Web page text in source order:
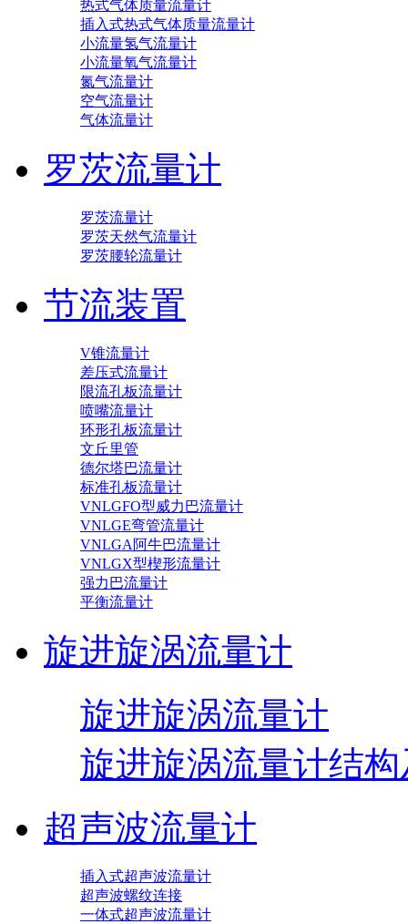
热式气体质量流量计
插入式热式气体质量流量计
小流量氢气流量计
小流量氧气流量计
氮气流量计
空气流量计
气体流量计
罗茨流量计
罗茨流量计
罗茨天然气流量计
罗茨腰轮流量计
节流装置
V锥流量计
差压式流量计
限流孔板流量计
喷嘴流量计
环形孔板流量计
文丘里管
德尔塔巴流量计
标准孔板流量计
VNLGFO型威力巴流量计
VNLGE弯管流量计
VNLGA阿牛巴流量计
VNLGX型楔形流量计
强力巴流量计
平衡流量计
旋进旋涡流量计
旋进旋涡流量计
旋进旋涡流量计结
超声波流量计
插入式超声波流量计
超声波螺纹连接
一体式超声波流量计